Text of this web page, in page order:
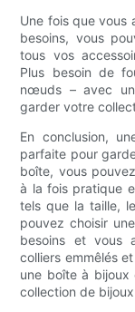
Une fois que vous
besoins, vous
tous vos
Plus besoin de
nœuds – avec
garder votre
En conclusion,
parfaite pour
boîte, vous
à la fois pratique
tels que la taille,
pouvez choisir
besoins et vous
colliers emmêlés
une boîte à
collection de